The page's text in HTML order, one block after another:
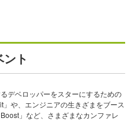
ト
デベロッパーをスターにするための
や、エンジニアの生きざまをブース
」など、さまざまなカンファレ